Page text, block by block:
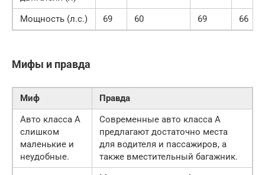
Мощность (л.с.) 69 60 69 66
Мифы и правда
Миф
Правда
Авто класса А
слишком
маленькие и
неудобные.
Современные авто класса А
предлагают достаточно места
для водителя и пассажиров, а
также вместительный багажник.